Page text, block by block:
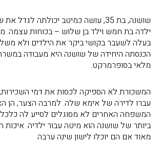
שושנה, בת 35, עושה כמיטב יכולתה
ילדה בת חמש וילד בן שלוש – בכוחות עצמה.
בעלה לשעבר בקושי ביקר את הילדים ולא
הכנסתה היחידה של שושנה היא מעבודה
מלאי בסופרמרקט.
המשכורת לא הספיקה לכסות את דמי השכירות,
עברו לדירה של אימא שלה. למרבה הצער, הן
המשפחה האחרים לא מסוגלים לסייע לה
ביותר של שושנה הוא מיטה עבור ילדיה.
מאוד אם הם יוכלו לישון שינה ערבה